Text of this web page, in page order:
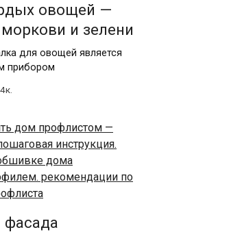
овощей —
и зелени
для овощей является
прибором
фасада